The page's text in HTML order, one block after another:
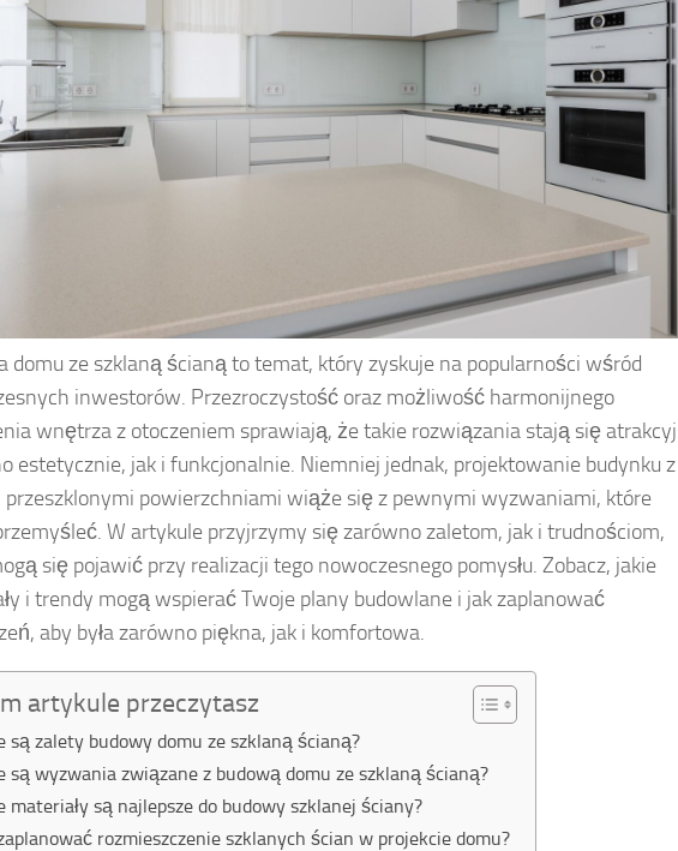
domu ze szklaną ścianą to temat, który zyskuje na popularności wśród
inwestorów. Przezroczystość oraz możliwość harmonijnego
wnętrza z otoczeniem sprawiają, że takie rozwiązania stają się
estetycznie, jak i funkcjonalnie. Niemniej jednak, projektowanie budynku z
przeszklonymi powierzchniami wiąże się z pewnymi wyzwaniami, które
W artykule przyjrzymy się zarówno zaletom, jak i trudnościom,
się pojawić przy realizacji tego nowoczesnego pomysłu. Zobacz, jakie
i trendy mogą wspierać Twoje plany budowlane i jak zaplanować
aby była zarówno piękna, jak i komfortowa.
artykule przeczytasz
są zalety budowy domu ze szklaną ścianą?
są wyzwania związane z budową domu ze szklaną ścianą?
materiały są najlepsze do budowy szklanej ściany?
rozmieszczenie szklanych ścian w projekcie domu?